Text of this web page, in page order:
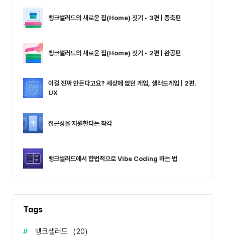
뱅크샐러드의 새로운 집(Home) 짓기 - 3편 | 증축편
뱅크샐러드의 새로운 집(Home) 짓기 - 2편 | 완공편
이걸 진짜 만든다고요? 세상에 없던 게임, 샐러드게임 | 2편.
UX
접근성을 지원한다는 착각
뱅크샐러드에서 합법적으로 Vibe Coding 하는 법
Tags
# 뱅크샐러드 (20)